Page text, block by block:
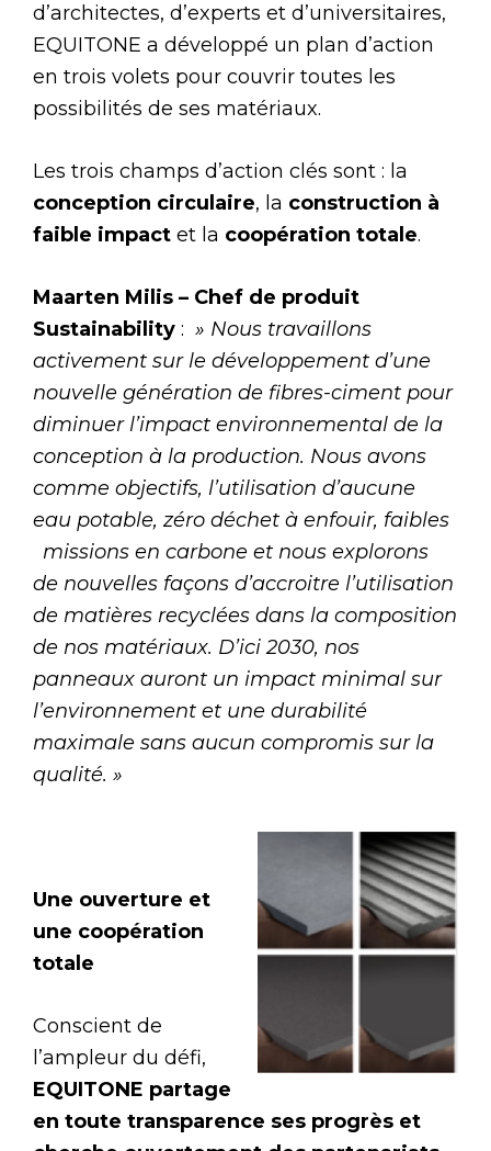
d’architectes, d’experts et d’universitaires,
EQUITONE a développé un plan d’action
en trois volets pour couvrir toutes les
possibilités de ses matériaux.
Les trois champs d’action clés sont : la
conception circulaire, la construction à
faible impact et la coopération totale.
Maarten Milis – Chef de produit
Sustainability : » Nous travaillons
activement sur le développement d’une
nouvelle génération de fibres-ciment pour
diminuer l’impact environnemental de la
conception à la production. Nous avons
comme objectifs, l’utilisation d’aucune
eau potable, zéro déchet à enfouir, faibles
missions en carbone et nous explorons
de nouvelles façons d’accroitre l’utilisation
de matières recyclées dans la composition
de nos matériaux. D’ici 2030, nos
panneaux auront un impact minimal sur
l’environnement et une durabilité
maximale sans aucun compromis sur la
qualité. »
Une ouverture et
une coopération
totale
Conscient de
l’ampleur du défi,
EQUITONE partage
en toute transparence ses progrès et